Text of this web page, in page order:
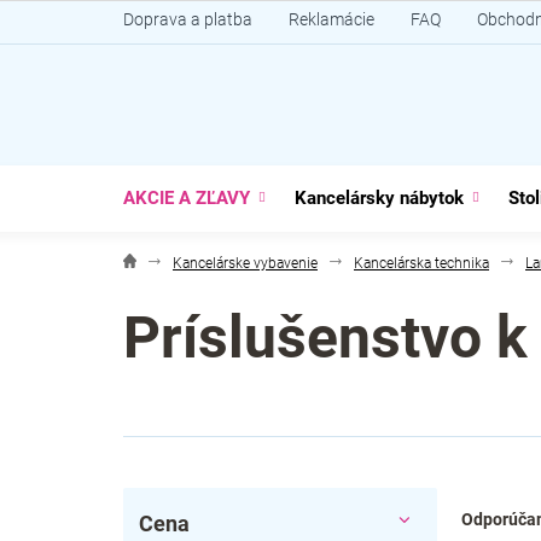
na
Doprava a platba Reklamácie FAQ
AKCIE A ZĽAVY Kancelársky nábytok
Kancelárske vybavenie Kancelárska technika
Príslušenstvo
Cena
a